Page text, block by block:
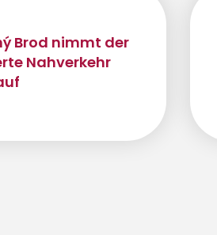
Brod nimmt der
Nahverkehr